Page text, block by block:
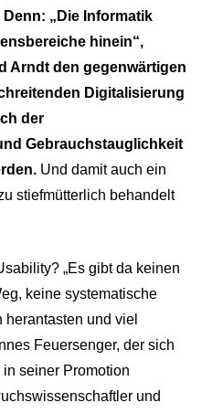
„Die Informatik
hinein“,
Arndt den gegenwärtigen
Digitalisierung
der
Gebrauchstauglichkeit
Und damit auch ein
stiefmütterlich behandelt
„Es gibt da keinen
keine systematische
herantasten und viel
Feuersenger, der sich
seiner Promotion
und